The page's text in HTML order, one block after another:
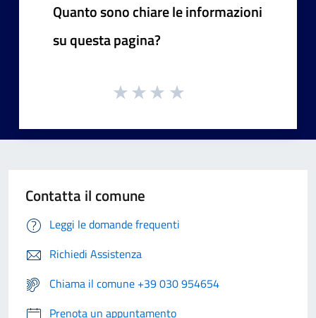
Quanto sono chiare le informazioni
su questa pagina?
Contatta il comune
Leggi le domande frequenti
Richiedi Assistenza
Chiama il comune +39 030 954654
Prenota un appuntamento